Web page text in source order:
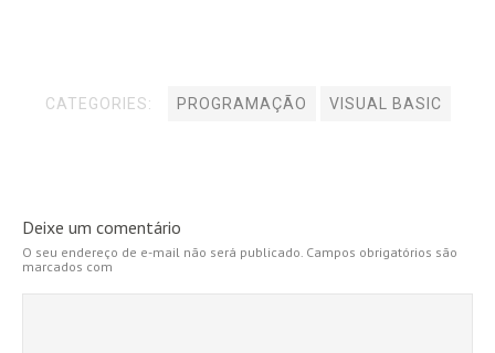
CATEGORIES: PROGRAMAÇÃO VISUAL BASIC
Deixe um comentário
O seu endereço de e-mail não será publicado. Campos obrigatórios são
marcados com